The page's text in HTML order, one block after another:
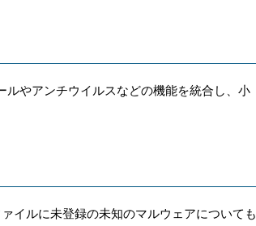
やアンチウイルスなどの機能を統合し、小
イルに未登録の未知のマルウェアについても